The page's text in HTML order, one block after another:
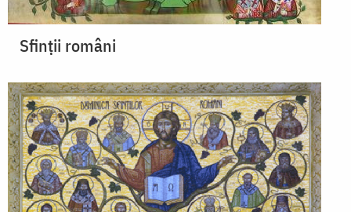
Sfinții români